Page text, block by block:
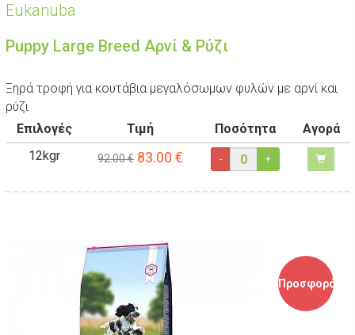
Eukanuba
Puppy Large Breed Αρνί & Ρύζι
Ξηρά τροφή για κουτάβια μεγαλόσωμων φυλών με αρνί και
ρύζι
Επιλογές
Τιμή Ποσότητα
Αγορά
12kgr
92.00 € 83.00€ - +
Προσφορά